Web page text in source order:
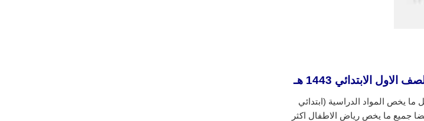
الابتدائي 1443 هـ
يخص المواد الدراسية (ابتدائي
جميع ما يخص رياض الاطفال اكثر